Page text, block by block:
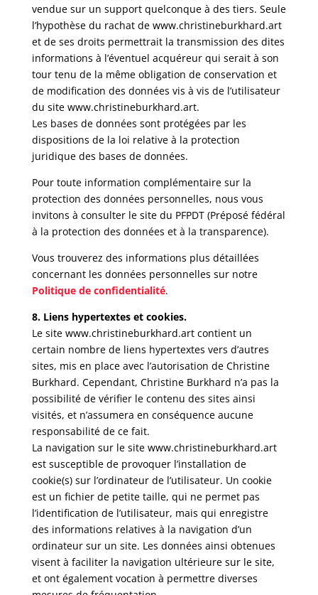
vendue sur un support quelconque à des tiers. Seule
l’hypothèse du rachat de www.christineburkhard.art
et de ses droits permettrait la transmission des dites
informations à l’éventuel acquéreur qui serait à son
tour tenu de la même obligation de conservation et
de modification des données vis à vis de l’utilisateur
du site www.christineburkhard.art.
Les bases de données sont protégées par les
dispositions de la loi relative à la protection
juridique des bases de données.
Pour toute information complémentaire sur la
protection des données personnelles, nous vous
invitons à consulter le site du PFPDT (Préposé fédéral
à la protection des données et à la transparence).
Vous trouverez des informations plus détaillées
concernant les données personnelles sur notre
Politique de confidentialité.
8. Liens hypertextes et cookies.
Le site www.christineburkhard.art contient un
certain nombre de liens hypertextes vers d’autres
sites, mis en place avec l’autorisation de Christine
Burkhard. Cependant, Christine Burkhard n’a pas la
possibilité de vérifier le contenu des sites ainsi
visités, et n’assumera en conséquence aucune
responsabilité de ce fait.
La navigation sur le site www.christineburkhard.art
est susceptible de provoquer l’installation de
cookie(s) sur l’ordinateur de l’utilisateur. Un cookie
est un fichier de petite taille, qui ne permet pas
l’identification de l’utilisateur, mais qui enregistre
des informations relatives à la navigation d’un
ordinateur sur un site. Les données ainsi obtenues
visent à faciliter la navigation ultérieure sur le site,
et ont également vocation à permettre diverses